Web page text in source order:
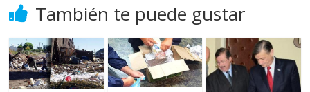
También te puede gustar